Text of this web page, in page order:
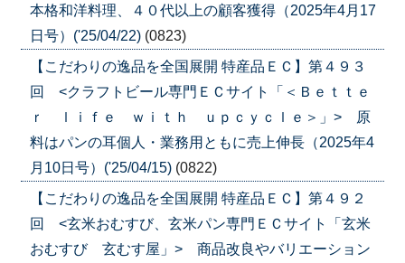
本格和洋料理、４０代以上の顧客獲得（2025年4月17
日号）('25/04/22) (0823)
【こだわりの逸品を全国展開 特産品ＥＣ】第４９３
回 <クラフトビール専門ＥＣサイト「＜Ｂｅｔｔｅ
ｒ ｌｉｆｅ ｗｉｔｈ ｕｐｃｙｃｌｅ＞」> 原
料はパンの耳個人・業務用ともに売上伸長（2025年4
月10日号）('25/04/15) (0822)
【こだわりの逸品を全国展開 特産品ＥＣ】第４９２
回 <玄米おむすび、玄米パン専門ＥＣサイト「玄米
おむすび 玄むす屋」> 商品改良やバリエーション